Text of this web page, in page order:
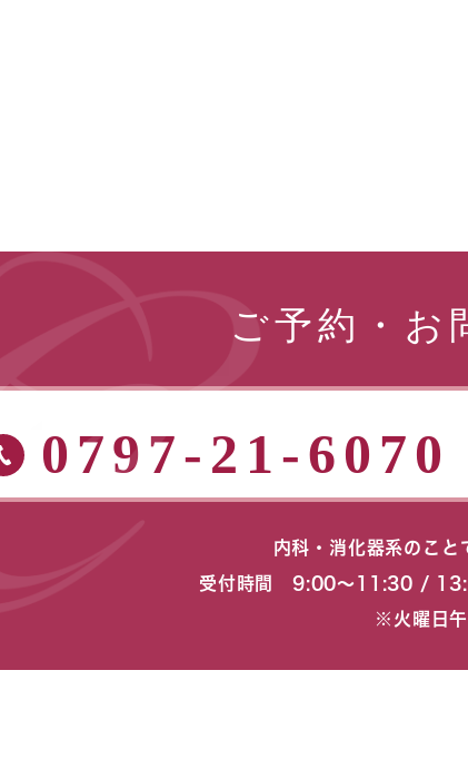
ご予約・お
0797-21-6070
内科・消化器系のこと
受付時間 9:00〜11:30 /
※火曜日